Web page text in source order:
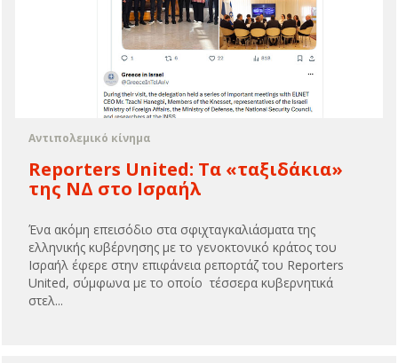
Αντιπολεμικό κίνημα
Reporters United: Τα «ταξιδάκια»
της ΝΔ στο Ισραήλ
Ένα ακόμη επεισόδιο στα σφιχταγκαλιάσματα της
ελληνικής κυβέρνησης με το γενοκτονικό κράτος του
Ισραήλ έφερε στην επιφάνεια ρεπορτάζ του Reporters
United, σύμφωνα με το οποίο τέσσερα κυβερνητικά
στελ...